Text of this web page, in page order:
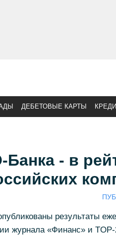
ДЕБЕТОВЫЕ КАРТЫ
- в
результаты
журнала «Финанс» и